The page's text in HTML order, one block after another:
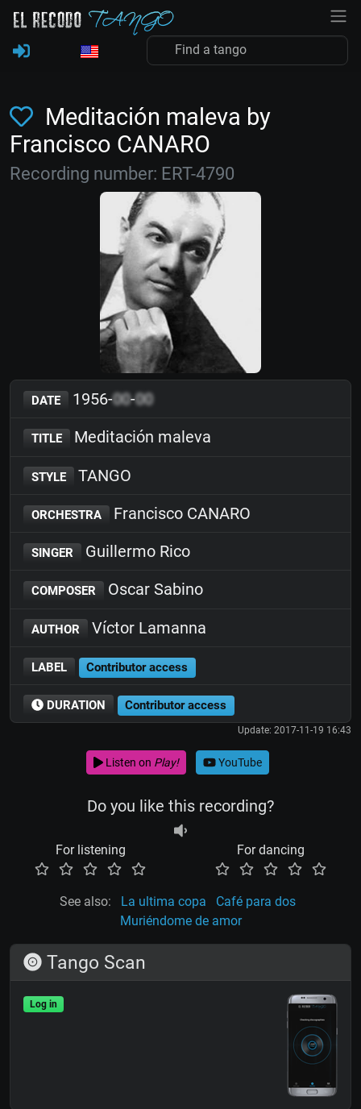
Meditación maleva by
Francisco CANARO
Recording number: ERT-4790
DATE 1956-00-00
TITLE Meditación maleva
STYLE TANGO
ORCHESTRA Francisco CANARO
SINGER Guillermo Rico
COMPOSER Oscar Sabino
AUTHOR Víctor Lamanna
LABEL Contributor access
DURATION Contributor access
Update: 2017-11-19 16:43
Listen on Play! YouTube
Do you like this recording?
For listening For dancing
See also: La ultima copa
Café para dos
Muriéndome de amor
Tango Scan
Log in